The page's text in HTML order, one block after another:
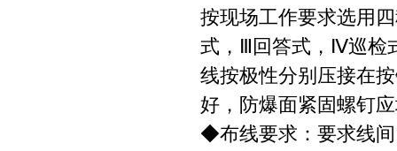
按现场工作要求选用
式，Ⅲ回答式，Ⅳ巡检
线按极性分别压接在
好，防爆面紧固螺钉
◆布线要求：要求线